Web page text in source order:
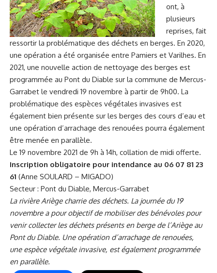
ont, à
plusieurs
reprises, fait
ressortir la problématique des déchets en berges. En 2020,
une opération a été organisée entre Pamiers et Varilhes. En
2021, une nouvelle action de nettoyage des berges est
programmée au Pont du Diable sur la commune de Mercus-
Garrabet le vendredi 19 novembre à partir de 9h00. La
problématique des espèces végétales invasives est
également bien présente sur les berges des cours d’eau et
une opération d’arrachage des renouées pourra également
être menée en parallèle.
Le 19 novembre 2021 de 9h à 14h, collation de midi offerte.
Inscription obligatoire pour intendance au 06 07 81 23
61 (Anne SOULARD – MIGADO)
Secteur : Pont du Diable, Mercus-Garrabet
La rivière Ariège charrie des déchets. La journée du 19
novembre a pour objectif de mobiliser des bénévoles pour
venir collecter les déchets présents en berge de l’Ariège au
Pont du Diable. Une opération d’arrachage de renouées,
une espèce végétale invasive, est également programmée
en parallèle.